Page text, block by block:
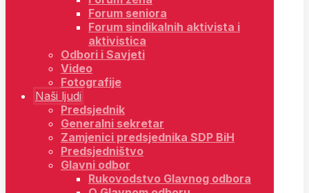
Forum seniora
Forum sindikalnih aktivista i
aktivistica
Odbori i Savjeti
Video
Fotografije
Naši ljudi
Predsjednik
Generalni sekretar
Zamjenici predsjednika SDP BiH
Predsjedništvo
Glavni odbor
Rukovodstvo Glavnog odbora